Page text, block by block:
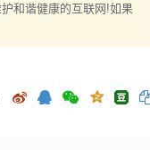
和谐健康的互联网!如果